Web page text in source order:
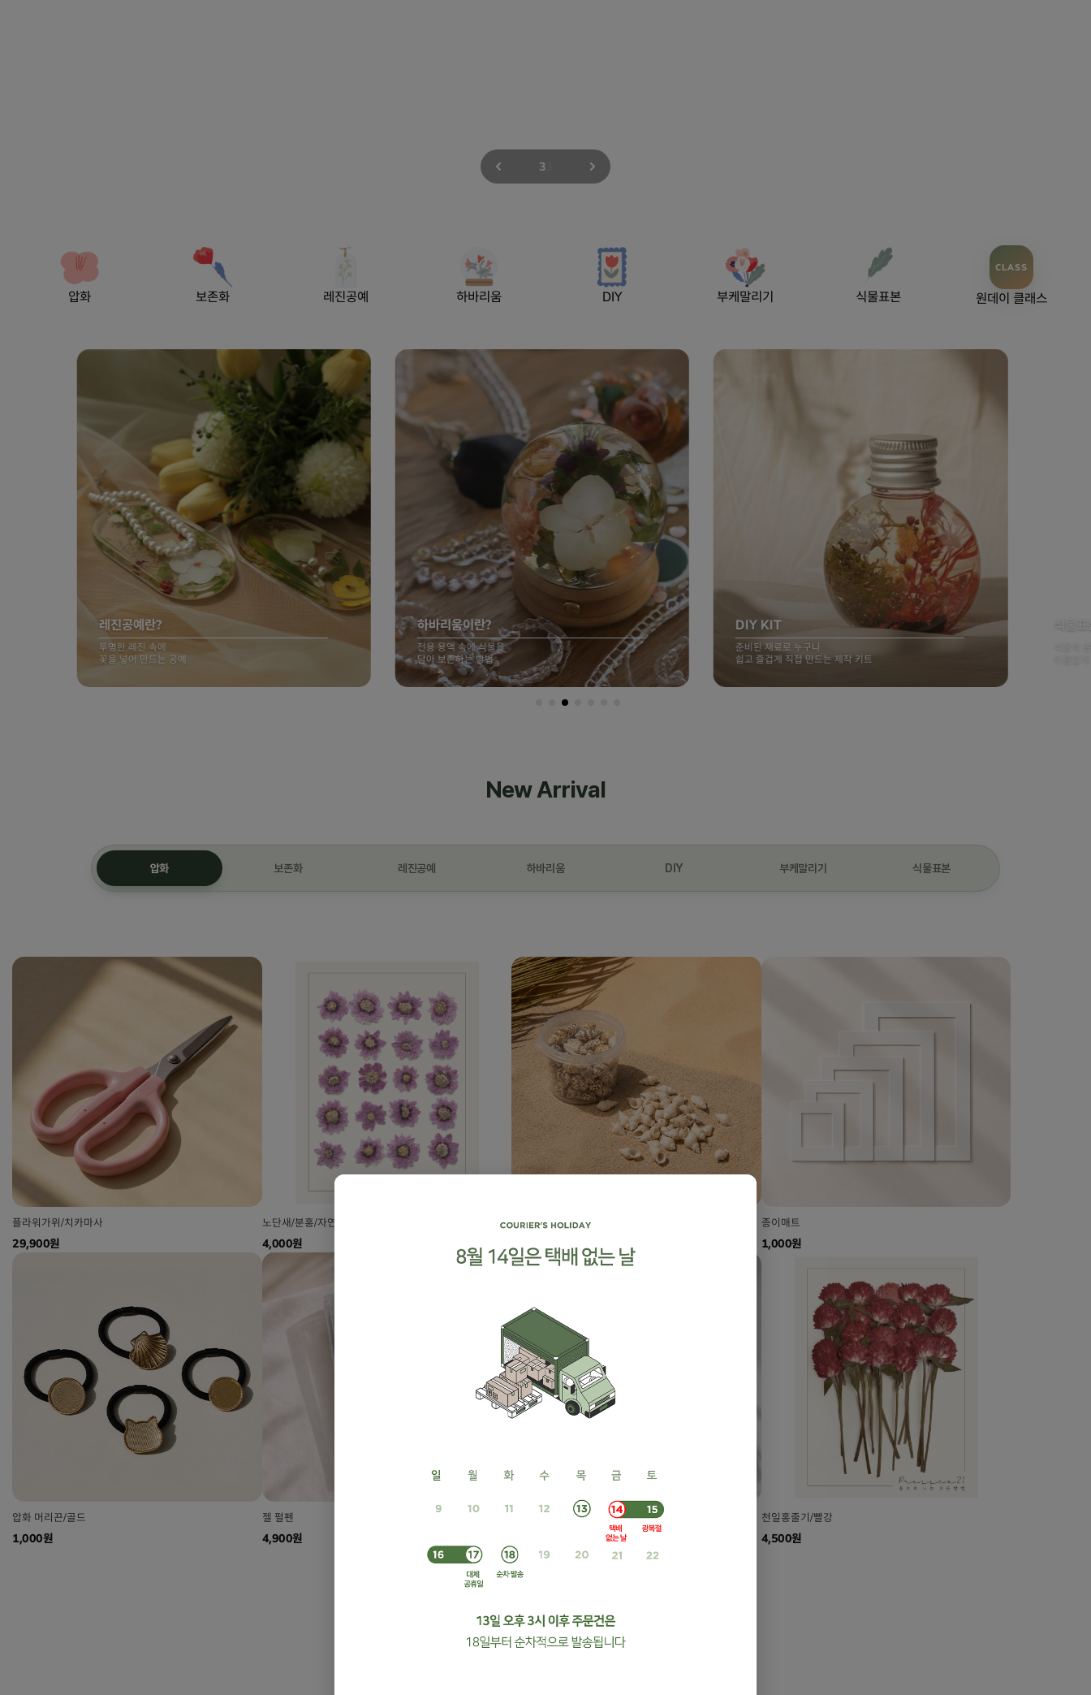
3
압화 보존화 레진공예 하바리움 DIY 부케말리기 식물표본
CLASS
원데이 클래스
레진공예란?
투명한 레진 속에
꽃을 넣어 만드는 공예
하바리움이란?
전용 용액 속에 식물을
담아 보존하는 방법
DIY KIT
준비된 재료로 누구나
쉽고 즐겁게 직접 만드는 제작 키트
식물
New Arrival
압화 보존화 레진공예 하바리움 DIY 부케말리기 식물표본
압화 최신 상품 8개를 불러왔습니다.
플라워가위/치카마사
29,900원
노단새/분홍/자연
4,000원
소라 종이매트
1,000원
압화 머리끈/골드
1,000원
젤 펄펜
4,900원
진공 마감법 쿠션지 천일홍줄기/빨강
4,500원